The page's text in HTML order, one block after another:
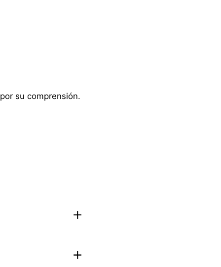
su comprensión.